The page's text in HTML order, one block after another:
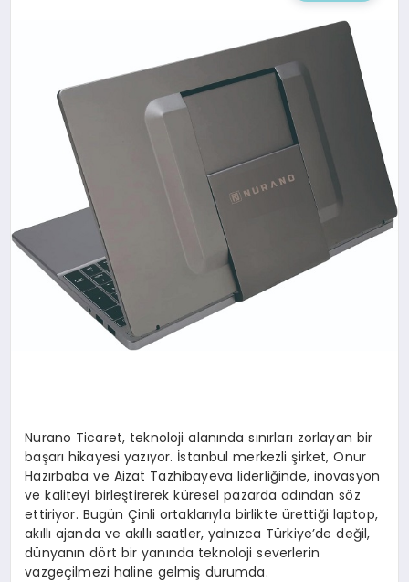
Nurano Ticaret, teknoloji alanında sınırları zorlayan bir
başarı hikayesi yazıyor. İstanbul merkezli şirket, Onur
Hazırbaba ve Aizat Tazhibayeva liderliğinde, inovasyon
ve kaliteyi birleştirerek küresel pazarda adından söz
ettiriyor. Bugün Çinli ortaklarıyla birlikte ürettiği laptop,
akıllı ajanda ve akıllı saatler, yalnızca Türkiye’de değil,
dünyanın dört bir yanında teknoloji severlerin
vazgeçilmezi haline gelmiş durumda.